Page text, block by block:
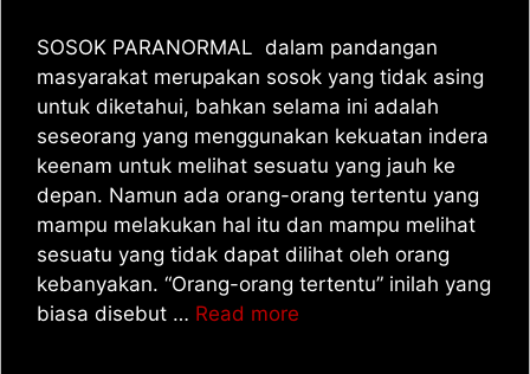
SOSOK PARANORMAL dalam pandangan
masyarakat merupakan sosok yang tidak asing
untuk diketahui, bahkan selama ini adalah
seseorang yang menggunakan kekuatan indera
keenam untuk melihat sesuatu yang jauh ke
depan. Namun ada orang-orang tertentu yang
mampu melakukan hal itu dan mampu melihat
sesuatu yang tidak dapat dilihat oleh orang
kebanyakan. “Orang-orang tertentu” inilah yang
biasa disebut … Read more